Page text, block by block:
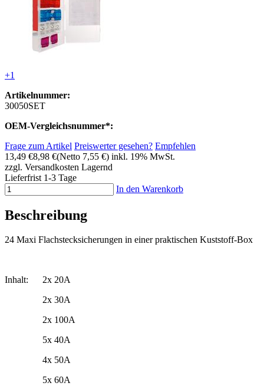
+1
Artikelnummer:
30050SET
OEM-Vergleichsnummer*:
Frage zum Artikel Preiswerter gesehen? Empfehlen
13,49 €8,98 €(Netto 7,55 €) inkl. 19% MwSt.
zzgl. Versandkosten Lagernd
Lieferfrist 1-3 Tage
In den Warenkorb
Beschreibung
24 Maxi Flachstecksicherungen in einer praktischen Kuststoff-Box
Inhalt:
2x 20A
2x 30A
2x 100A
5x 40A
4x 50A
5x 60A